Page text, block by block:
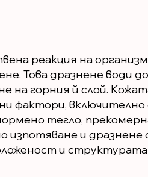
реакция на
Това дразнене води до
на горния й слой.
фактори, включително
тегло,
изпотяване и дразнене
и